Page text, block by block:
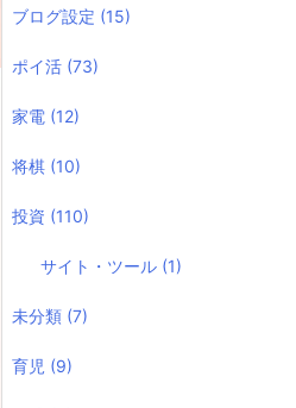
ブログ設定 (15)
ポイ活 (73)
家電 (12)
将棋 (10)
投資 (110)
サイト・ツール (1)
未分類 (7)
育児 (9)